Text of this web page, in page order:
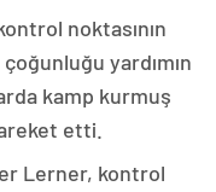
noktasının
yardımın
kamp kurmuş
etti.
Lerner, kontrol